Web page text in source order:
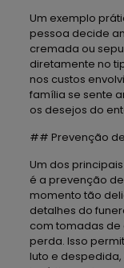
Um exemplo
pessoa decide
cremada ou
diretamente no
nos custos
família se sente
os desejos do
## Prevenção
Um dos
é a prevenção
momento tão
detalhes do
com tomadas
perda. Isso
luto e